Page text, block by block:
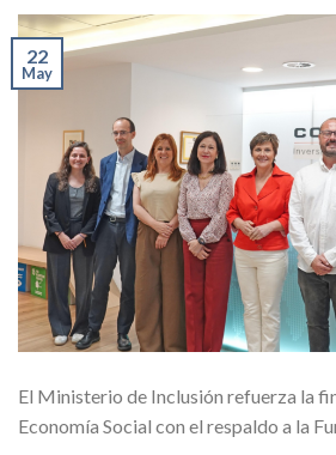
22
May
El Ministerio de Inclusión refuerza la
Economía Social con el respaldo a la